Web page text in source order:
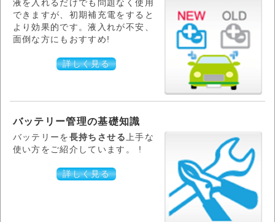
液を入れるだけでも問題なく使用
できますが、初期補充電をすると
より効果的です。液入れが不安、
面倒な方にもおすすめ!
詳しく見る
バッテリー管理の基礎知識
バッテリーを 長持ちさせる 上手な
使い方をご紹介しています。 !
詳しく見る